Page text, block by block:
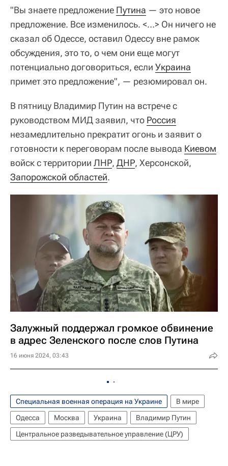
"Вы знаете предложение Путина — это новое
предложение. Все изменилось. <…> Он ничего не
сказал об Одессе, оставил Одессу вне рамок
обсуждения, это то, о чем они еще могут
потенциально договориться, если Украина
примет это предложение", — резюмировал он.
В пятницу Владимир Путин на встрече с
руководством МИД заявил, что Россия
незамедлительно прекратит огонь и заявит о
готовности к переговорам после вывода Киевом
войск с территории ЛНР, ДНР, Херсонской,
Запорожской областей.
Залужный поддержал громкое обвинение
в адрес Зеленского после слов Путина
16 июня 2024, 03:43
Специальная военная операция на Украине
В мире
Одесса
Москва Украина
Владимир Путин
Центральное разведывательное управление (ЦРУ)